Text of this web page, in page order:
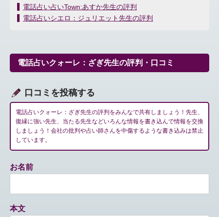
投
稿
ー
シ
ン
電話占い占いTown:あすか先生の評判
電話占いシエロ：ジュリエット先生の評判
電話占いクォーレ：ざぎ先生の評判・口コミ
口コミを投稿する
電話占いクォーレ：ざぎ先生の評判をみんなで共有しましょう！先生、
復縁に強い先生、当たる先生などいろんな情報を書き込んで情報を交換
しましょう！会社の批判や占い師さんを中傷するような書き込みは禁止
しています。
お名前
本文